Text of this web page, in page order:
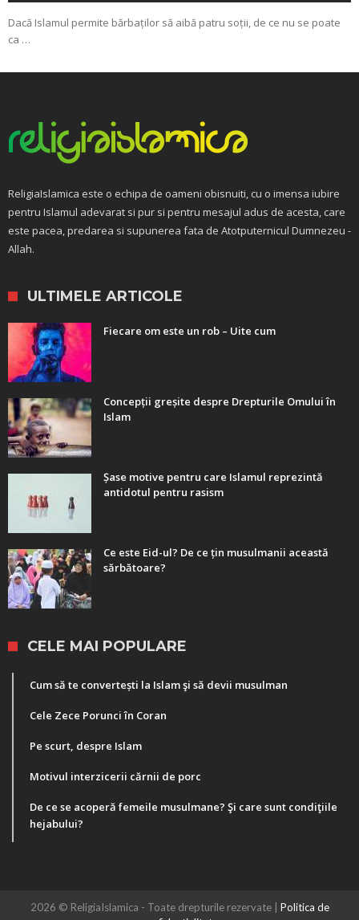
Dacă Islamul permite bărbaților să aibă patru soții, de ce nu se poate
ca …
ReligiaIslamica este o echipa de oameni obisnuiti, cu o imensa iubire
pentru Islamul adevarat si pur si pentru mesajul adus de acesta, care
este pacea, predarea si supunerea fata de Atotputernicul Dumnezeu -
Allah.
ULTIMELE ARTICOLE
Fiecare om este un rob – Uite cum
Concepții greșite despre Drepturile Omului în
Islam
Șase motive pentru care Islamul reprezintă
antidotul pentru rasism
Ce este Eid-ul? De ce țin musulmanii această
sărbătoare?
CELE MAI POPULARE
Cum să te convertești la Islam şi să devii musulman
Cele Zece Porunci în Coran
Pe scurt, despre Islam
Motivul interzicerii cărnii de porc
De ce se acoperă femeile musulmane? Şi care sunt condiţiile
hejabului?
2026 © ReligiaIslamica - Toate drepturile rezervate | Politica de